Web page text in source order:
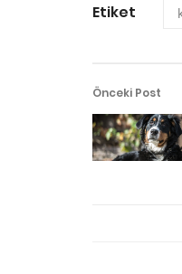
Etiket
Önceki Post